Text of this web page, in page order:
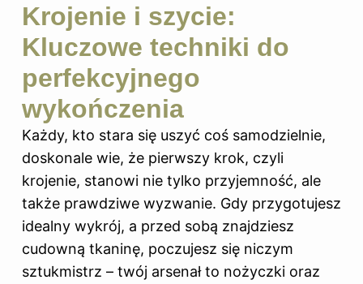
Krojenie i szycie:
Kluczowe techniki do
perfekcyjnego
wykończenia
Każdy, kto stara się uszyć coś samodzielnie,
doskonale wie, że pierwszy krok, czyli
krojenie, stanowi nie tylko przyjemność, ale
także prawdziwe wyzwanie. Gdy przygotujesz
idealny wykrój, a przed sobą znajdziesz
cudowną tkaninę, poczujesz się niczym
sztukmistrz – twój arsenał to nożyczki oraz